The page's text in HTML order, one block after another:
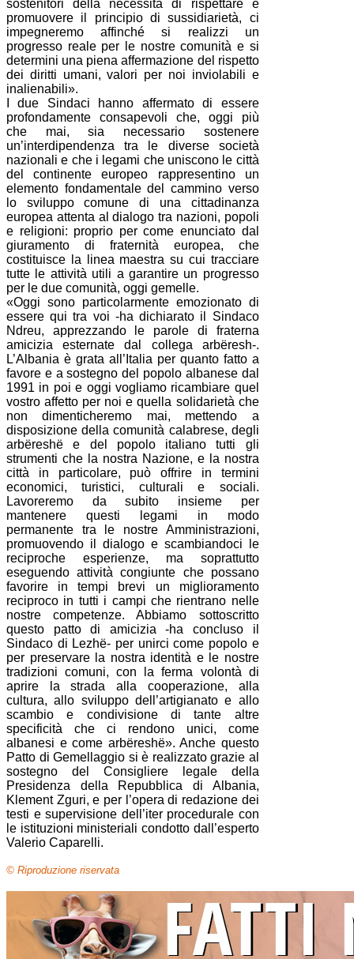
sostenitori della necessità di rispettare e
promuovere il principio di sussidiarietà, ci
impegneremo affinché si realizzi un
progresso reale per le nostre comunità e si
determini una piena affermazione del rispetto
dei diritti umani, valori per noi inviolabili e
inalienabili».
I due Sindaci hanno affermato di essere
profondamente consapevoli che, oggi più
che mai, sia necessario sostenere
un’interdipendenza tra le diverse società
nazionali e che i legami che uniscono le città
del continente europeo rappresentino un
elemento fondamentale del cammino verso
lo sviluppo comune di una cittadinanza
europea attenta al dialogo tra nazioni, popoli
e religioni: proprio per come enunciato dal
giuramento di fraternità europea, che
costituisce la linea maestra su cui tracciare
tutte le attività utili a garantire un progresso
per le due comunità, oggi gemelle.
«Oggi sono particolarmente emozionato di
essere qui tra voi -ha dichiarato il Sindaco
Ndreu, apprezzando le parole di fraterna
amicizia esternate dal collega arbëresh-.
L’Albania è grata all’Italia per quanto fatto a
favore e a sostegno del popolo albanese dal
1991 in poi e oggi vogliamo ricambiare quel
vostro affetto per noi e quella solidarietà che
non dimenticheremo mai, mettendo a
disposizione della comunità calabrese, degli
arbëreshë e del popolo italiano tutti gli
strumenti che la nostra Nazione, e la nostra
città in particolare, può offrire in termini
economici, turistici, culturali e sociali.
Lavoreremo da subito insieme per
mantenere questi legami in modo
permanente tra le nostre Amministrazioni,
promuovendo il dialogo e scambiandoci le
reciproche esperienze, ma soprattutto
eseguendo attività congiunte che possano
favorire in tempi brevi un miglioramento
reciproco in tutti i campi che rientrano nelle
nostre competenze. Abbiamo sottoscritto
questo patto di amicizia -ha concluso il
Sindaco di Lezhë- per unirci come popolo e
per preservare la nostra identità e le nostre
tradizioni comuni, con la ferma volontà di
aprire la strada alla cooperazione, alla
cultura, allo sviluppo dell’artigianato e allo
scambio e condivisione di tante altre
specificità che ci rendono unici, come
albanesi e come arbëreshë». Anche questo
Patto di Gemellaggio si è realizzato grazie al
sostegno del Consigliere legale della
Presidenza della Repubblica di Albania,
Klement Zguri, e per l’opera di redazione dei
testi e supervisione dell’iter procedurale con
le istituzioni ministeriali condotto dall’esperto
Valerio Caparelli.
© Riproduzione riservata